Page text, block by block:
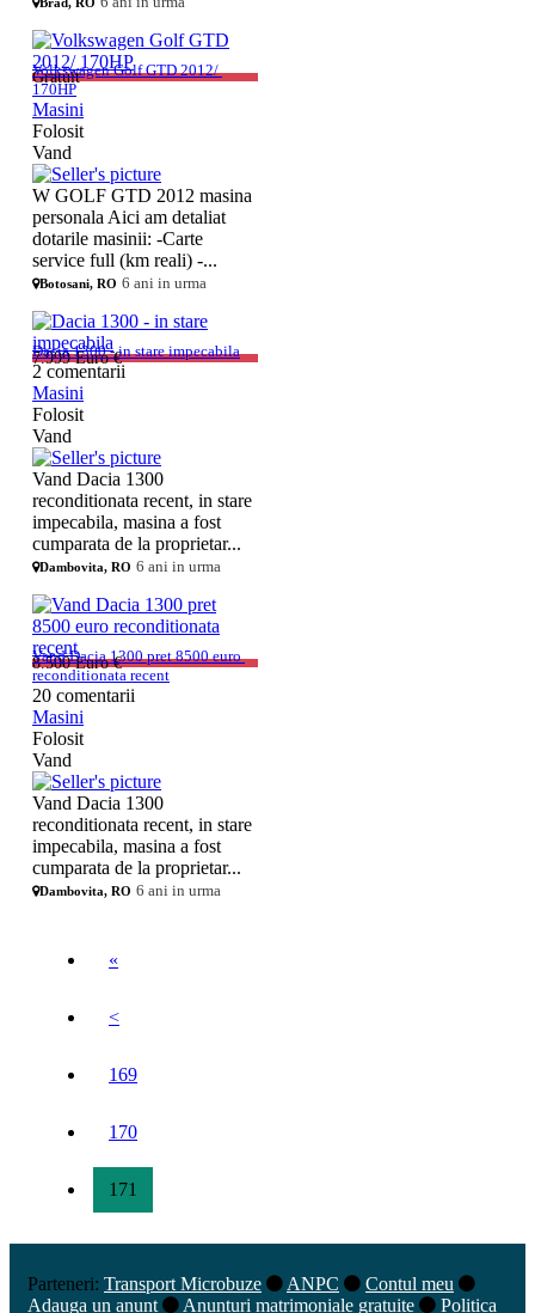
Gratuit
Volkswagen Golf GTD 2012/
170HP
Masini
Folosit
Vand
W GOLF GTD 2012 masina
personala Aici am detaliat
dotarile masinii: -Carte
service full (km reali) -...
Botosani, RO 6 ani in urma
7.999 Euro €
Dacia 1300 - in stare impecabila
2 comentarii
Masini
Folosit
Vand
Vand Dacia 1300
reconditionata recent, in stare
impecabila, masina a fost
cumparata de la proprietar...
Dambovita, RO 6 ani in urma
8.500 Euro €
Vand Dacia 1300 pret 8500 euro
reconditionata recent
20 comentarii
Masini
Folosit
Vand
Vand Dacia 1300
reconditionata recent, in stare
impecabila, masina a fost
cumparata de la proprietar...
Dambovita, RO 6 ani in urma
«
<
169
170
171
Parteneri: Transport Microbuze ANPC
Contul meu
Adauga un anunt
Anunturi matrimoniale gratuite Politica